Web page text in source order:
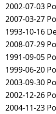
2002-07-03
2007-03-27
1993-10-16
2008-07-29
1991-09-05
1999-06-20
2003-09-30
2002-12-26
2004-11-23